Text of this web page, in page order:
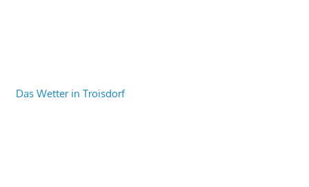
Das Wetter in Troisdorf